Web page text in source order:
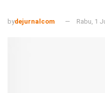
bydejurnalcom Rabu, 1